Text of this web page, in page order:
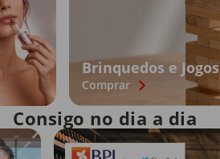
Brinquedos e Jogos
Comprar
Consigo no dia a dia